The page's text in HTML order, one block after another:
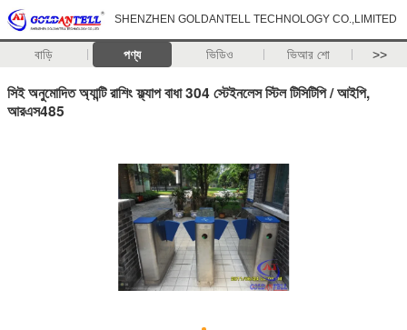
SHENZHEN GOLDANTELL TECHNOLOGY CO.,LIMITED
বাড়ি পণ্য ভিডিও ভিআর শো >>
সিই অনুমোদিত অ্যান্টি রাশিং ফ্ল্যাপ বাধা 304 স্টেইনলেস স্টিল টিসিটিপি / আইপি,
আরএস485